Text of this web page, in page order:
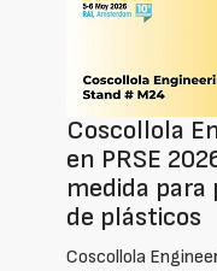
Coscollola
en PRSE
medida para
de plásticos
Coscollola